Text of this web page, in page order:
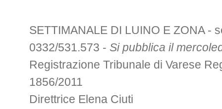
SETTIMANALE DI LUINO E ZONA -
0332/531.573 - Si pubblica il
Registrazione Tribunale di Varese
1856/2011
Direttrice Elena Ciuti